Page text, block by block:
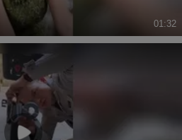
01:32